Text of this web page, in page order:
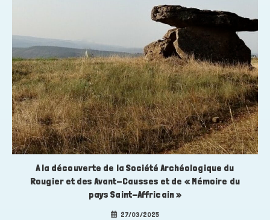
A la découverte de la Société Archéologique du
Rougier et des Avant-Causses et de « Mémoire du
pays Saint-Affricain »
27/03/2025